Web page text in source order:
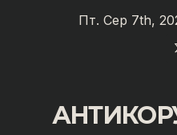
Пт. Сер 7th,